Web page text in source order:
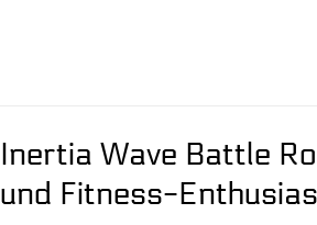
Inertia Wave Battle
und Fitness-